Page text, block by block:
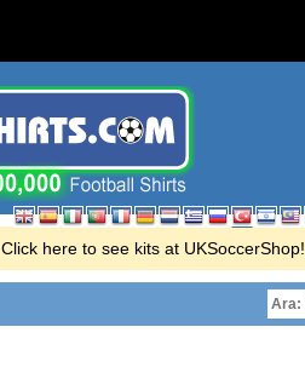
Click here to see kits at UKSoccerShop!